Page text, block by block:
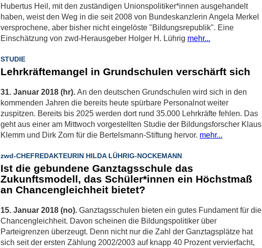
Hubertus Heil, mit den zuständigen Unionspolitiker*innen ausgehandelt
haben, weist den Weg in die seit 2008 von Bundeskanzlerin Angela Merkel
versprochene, aber bisher nicht eingelöste "Bildungsrepublik". Eine
Einschätzung von zwd-Herausgeber Holger H. Lührig mehr...
STUDIE
Lehrkräftemangel in Grundschulen verschärft sich
31. Januar 2018 (hr). An den deutschen Grundschulen wird sich in den
kommenden Jahren die bereits heute spürbare Personalnot weiter
zuspitzen. Bereits bis 2025 werden dort rund 35.000 Lehrkräfte fehlen. Das
geht aus einer am Mittwoch vorgestellten Studie der Bildungsforscher Klaus
Klemm und Dirk Zorn für die Bertelsmann-Stiftung hervor. mehr...
zwd-CHEFREDAKTEURIN HILDA LÜHRIG-NOCKEMANN
Ist die gebundene Ganztagsschule das
Zukunftsmodell, das Schüler*innen ein Höchstmaß
an Chancengleichheit bietet?
15. Januar 2018 (no). Ganztagsschulen bieten ein gutes Fundament für die
Chancengleichheit. Davon scheinen die Bildungspolitiker über
Parteigrenzen überzeugt. Denn nicht nur die Zahl der Ganztagsplätze hat
sich seit der ersten Zählung 2002/2003 auf knapp 40 Prozent vervierfacht,